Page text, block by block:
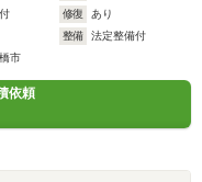
修復
あり
整備
法定整備付
市
依頼